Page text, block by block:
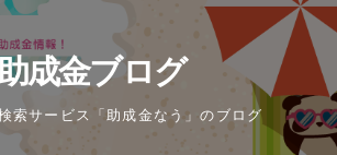
成金ブログ
索サービス「助成金なう」のブログ